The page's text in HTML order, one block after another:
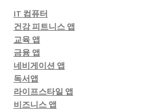
IT 컴퓨터
건강 피트니스 앱
교육 앱
금융 앱
네비게이션 앱
독서앱
라이프스타일 앱
비즈니스 앱